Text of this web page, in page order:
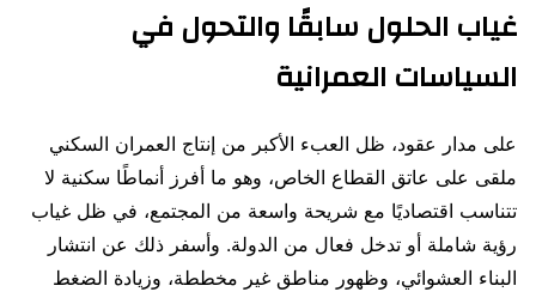
غياب الحلول سابقًا والتحول في
السياسات العمرانية
على مدار عقود، ظل العبء الأكبر من إنتاج العمران السكني
ملقى على عاتق القطاع الخاص، وهو ما أفرز أنماطًا سكنية لا
تتناسب اقتصاديًا مع شريحة واسعة من المجتمع، في ظل غياب
رؤية شاملة أو تدخل فعال من الدولة. وأسفر ذلك عن انتشار
البناء العشوائي، وظهور مناطق غير مخططة، وزيادة الضغط